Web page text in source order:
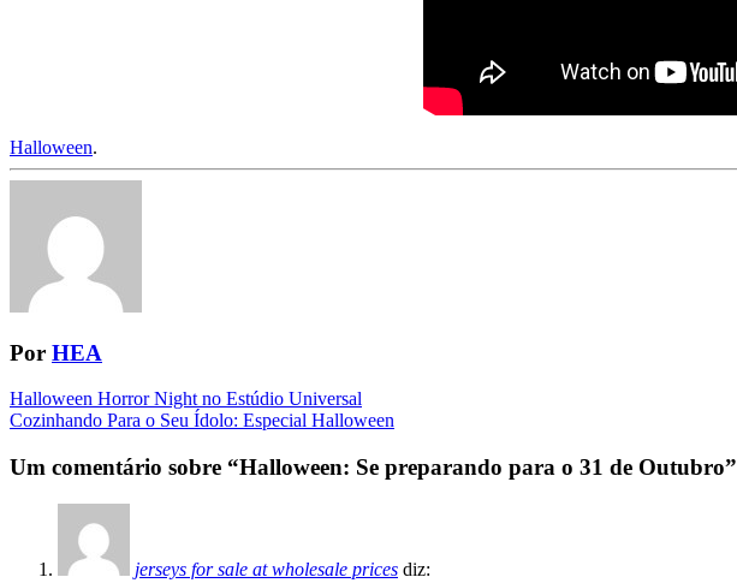
Halloween.
Por HEA
Navegação
da
Postagem
Halloween Horror Night no Estúdio Universal
Cozinhando Para o Seu Ídolo: Especial Halloween
Um comentário sobre “Halloween: Se preparando para o 31 de Outubro”
jerseys for sale at wholesale prices diz: